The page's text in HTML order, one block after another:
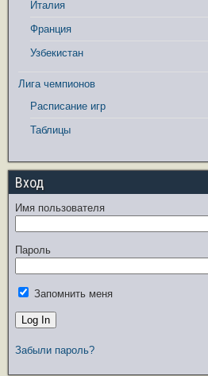
Италия
Франция
Узбекистан
Лига чемпионов
Расписание игр
Таблицы
Вход
Имя пользователя
Пароль
Запомнить меня
Забыли пароль?